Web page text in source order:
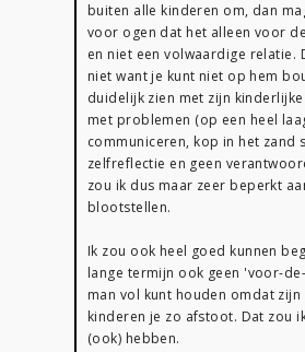
buiten alle kinderen om, dan
voor ogen dat het alleen voor
en niet een volwaardige relatie.
niet want je kunt niet op hem
duidelijk zien met zijn
met problemen (op een heel
communiceren, kop in het zand
zelfreflectie en geen
zou ik dus maar zeer beperkt
blootstellen.
Ik zou ook heel goed kunnen
lange termijn ook geen 'voor-
man vol kunt houden omdat
kinderen je zo afstoot. Dat zou
(ook) hebben.